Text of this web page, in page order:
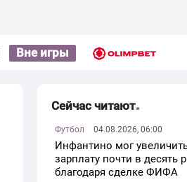
Вне игры
Сейчас читают
Футбол 04.08.2026, 06:00
Инфантино мог
зарплату почти в десять
благодаря сделке ФИФА